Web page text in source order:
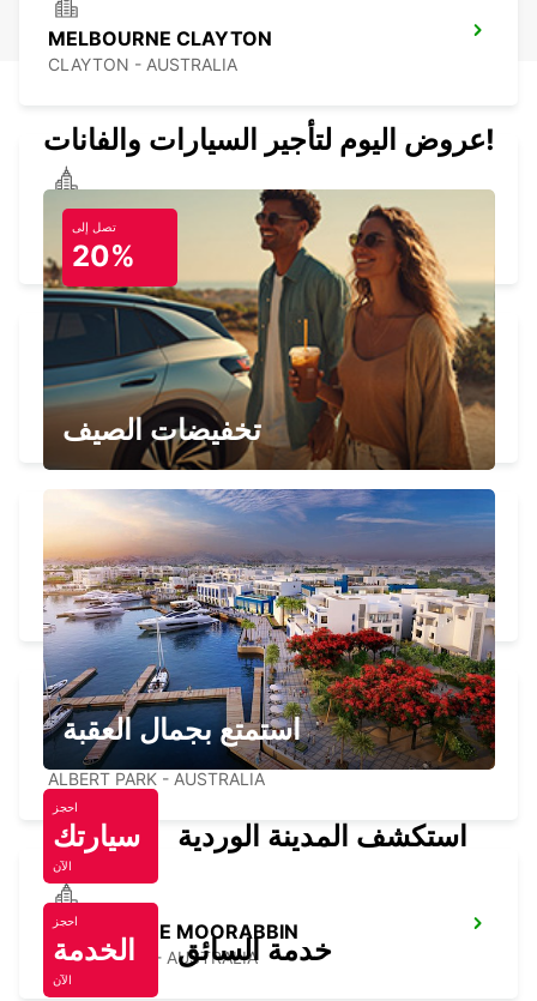
MELBOURNE CLAYTON
CLAYTON - AUSTRALIA
MELBOURNE CAMPBELLFIELD
CAMPBELLFIELD - AUSTRALIA
BAIRNSDALE
BAIRNSDALE - AUSTRALIA
MELBOURNE CITY
MELBOURNE - AUSTRALIA
MELBOURNE ALBERT PARK
ALBERT PARK - AUSTRALIA
MELBOURNE MOORABBIN
MOORABBIN - AUSTRALIA
عروض اليوم لتأجير السيارات والفانات!
تصل إلى
20%
تخفيضات الصيف
استمتع بجمال العقبة
احجز
سيارتك
الآن
استكشف المدينة الوردية
احجز
الخدمة
الآن
خدمة السائق